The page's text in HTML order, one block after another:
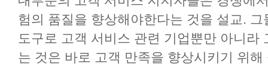
험의 품질을 향상해야한다는 것을 설교.
도구로 고객 서비스 관련 기업뿐만 아니라
는 것은 바로 고객 만족을 향상시키기 위